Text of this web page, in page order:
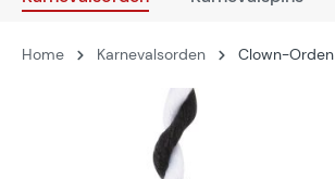
Home Karnevalsorden Clown-Orden